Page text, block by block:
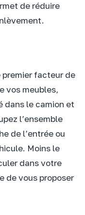
de réduire
premier facteur de
vos meubles,
dans le camion et
l’ensemble
de l’entrée ou
Moins le
dans votre
de vous proposer